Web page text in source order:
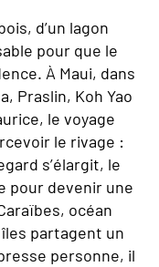
d’un lagon
pour que le
À Maui, dans
Praslin, Koh Yao
le voyage
le rivage :
s’élargit, le
pour devenir une
océan
îles partagent un
personne, il